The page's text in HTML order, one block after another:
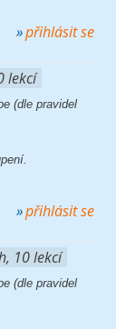
přihlásit se
lekcí
(dle pravidel
přihlásit se
10 lekcí
(dle pravidel